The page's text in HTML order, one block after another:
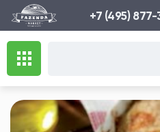
+7 (495)